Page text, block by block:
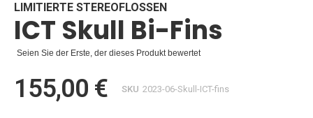
Bildgalerie
springen
LIMITIERTE STEREOFLOSSEN
ICT Skull Bi-Fins
Seien Sie der Erste, der dieses Produkt bewertet
155,00 € SKU 2023-06-Skull-ICT-fins